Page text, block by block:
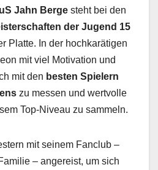
Jahn Berge steht bei den
der Jugend 15
Platte. In der hochkarätigen
mit viel Motivation und
mit den besten Spielern
zu messen und wertvolle
Top-Niveau zu sammeln.
mit seinem Fanclub –
– angereist, um sich